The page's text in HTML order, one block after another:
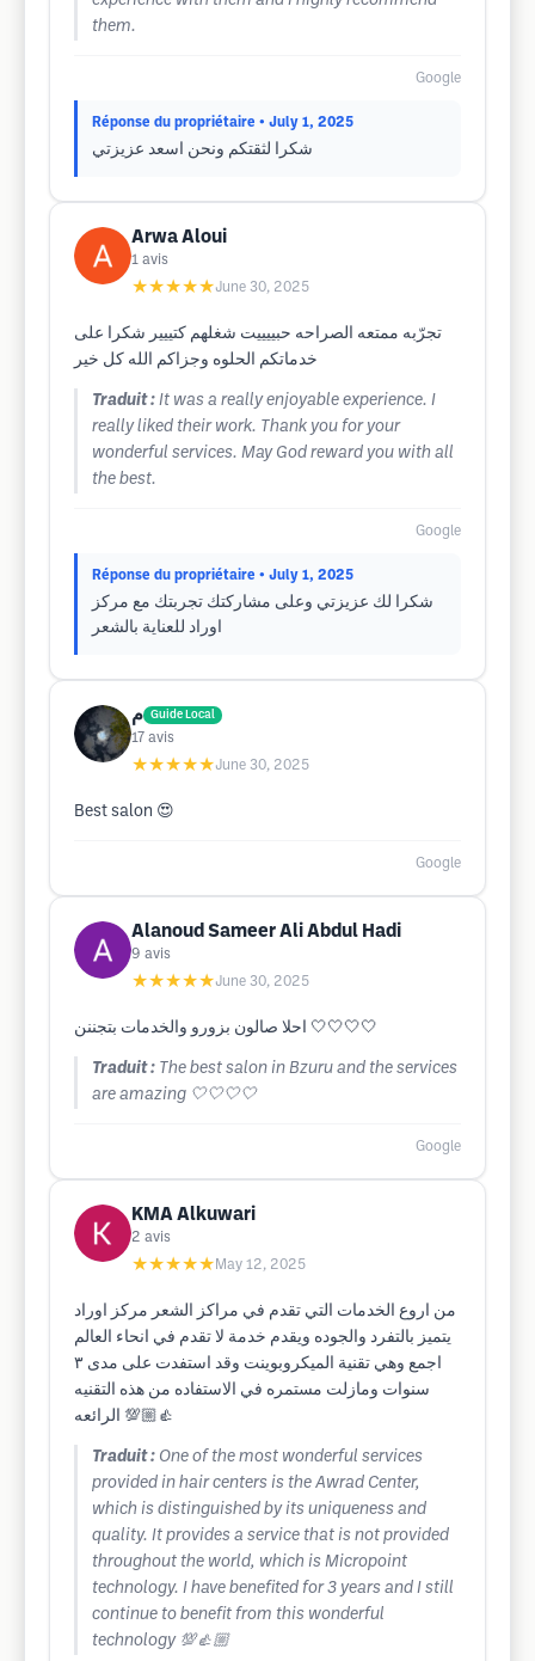
them.
Google
Réponse du propriétaire • July 1, 2025
شكرا لثقتكم ونحن اسعد عزيزتي
Arwa Aloui
1 avis
★★★★★June 30, 2025
تجرّبه ممتعه الصراحه حبييييت شغلهم كتييير شكرا على
خدماتكم الحلوه وجزاكم الله كل خير
Traduit : It was a really enjoyable experience. I
really liked their work. Thank you for your
wonderful services. May God reward you with all
the best.
Google
Réponse du propriétaire • July 1, 2025
شكرا لك عزيزتي وعلى مشاركتك تجربتك مع مركز
اوراد للعناية بالشعر
م Guide Local
17 avis
★★★★★June 30, 2025
Best salon 😍
Google
Alanoud Sameer Ali Abdul Hadi
9 avis
★★★★★June 30, 2025
احلا صالون بزورو والخدمات بتجننن 🤍🤍🤍🤍
Traduit : The best salon in Bzuru and the services
are amazing 🤍🤍🤍🤍
Google
KMA Alkuwari
2 avis
★★★★★ May 12, 2025
من اروع الخدمات التي تقدم في مراكز الشعر مركز اوراد
يتميز بالتفرد والجوده ويقدم خدمة لا تقدم في انحاء العالم
اجمع وهي تقنية الميكروبوينت وقد استفدت على مدى ٣
سنوات ومازلت مستمره في الاستفاده من هذه التقنيه
الرائعه 💯👍🏼
Traduit : One of the most wonderful services
provided in hair centers is the Awrad Center,
which is distinguished by its uniqueness and
quality. It provides a service that is not provided
throughout the world, which is Micropoint
technology. I have benefited for 3 years and I still
continue to benefit from this wonderful
technology 💯👍🏼